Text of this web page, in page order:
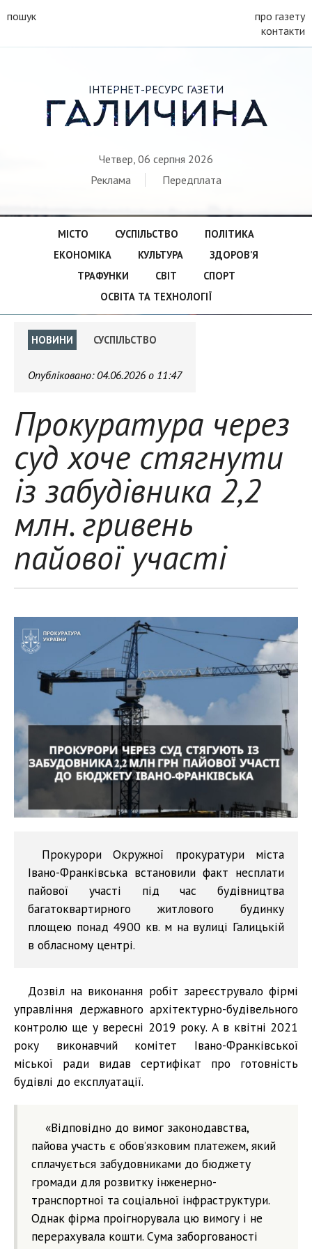
пошук
про газету
контакти
ІНТЕРНЕТ-РЕСУРС ГАЗЕТИ
ГАЛИЧИНА
Четвер, 06 серпня 2026
Реклама
Передплата
МІСТО СУСПІЛЬСТВО
ПОЛІТИКА
ЕКОНОМІКА
КУЛЬТУРА
ЗДОРОВ’Я
ТРАФУНКИ
СВІТ
СПОРТ
ОСВІТА ТА ТЕХНОЛОГІЇ
НОВИНИ СУСПІЛЬСТВО
Опубліковано: 04.06.2026 о 11:47
Прокуратура через
суд хоче стягнути
із забудівника 2,2
млн. гривень
пайової участі
Прокурори Окружної прокуратури міста
Івано-Франківська встановили факт несплати
пайової участі під час будівництва
багатоквартирного житлового будинку
площею понад 4900 кв. м на вулиці Галицькій
в обласному центрі.
Дозвіл на виконання робіт зареєструвало фірмі
управління державного архітектурно-будівельного
контролю ще у вересні 2019 року. А в квітні 2021
року виконавчий комітет Івано-Франківської
міської ради видав сертифікат про готовність
будівлі до експлуатації.
«Відповідно до вимог законодавства,
пайова участь є обов’язковим платежем, який
сплачується забудовниками до бюджету
громади для розвитку інженерно-
транспортної та соціальної інфраструктури.
Однак фірма проігнорувала цю вимогу і не
перерахувала кошти. Сума заборгованості